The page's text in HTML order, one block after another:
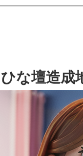
ひな壇造成